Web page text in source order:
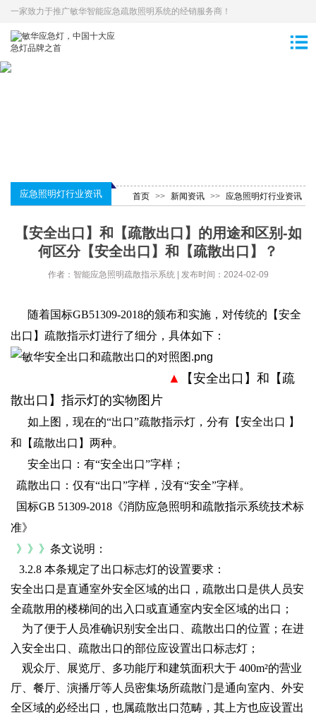
一家致力于推广敏华智能应急疏散照明系统的经销服务商！
应急照明灯行业资讯 首页 >> 新闻资讯 >> 应急照明灯行业资讯
【安全出口】和【疏散出口】的用途和区别-如
何区分【安全出口】和【疏散出口】？
作者：智能应急照明疏散指示系统 | 发布时间：2024-02-09
随着国标GB51309-2018的颁布和实施，对传统的【安全
出口】疏散指示灯进行了细分，具体如下：
▲
【安全出口】和【疏
散出口】指示灯的实物图片
如上图，现在的“出口”疏散指示灯，分有【安全出口 】
和【疏散出口】两种。
安全出口：有“安全出口”字样；
疏散出口：仅有“出口”字样，没有“安全”字样。
国标GB 51309-2018《消防应急照明和疏散指示系统技术标
准》
》》》 条文说明：
3.2.8 本条规定了出口标志灯的设置要求：
安全出口是直通室外安全区域的出口，疏散出口是供人员安
全疏散用的楼梯间的出入口或直通室内安全区域的出口；
为了便于人员准确识别安全出口、疏散出口的位置；在进
入安全出口、疏散出口的部位应设置出口标志灯；
观众厅、展览厅、多功能厅和建筑面积大于 400m²的营业
厅、餐厅、演播厅等人员密集场所疏散门是通向室内、外安
全区域的必经出口，也属疏散出口范畴，其上方也应设置出